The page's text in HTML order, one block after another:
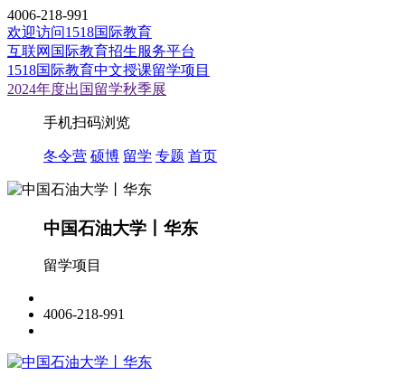
4006-218-991
欢迎访问1518国际教育
互联网国际教育招生服务平台
1518国际教育中文授课留学项目
2024年度出国留学秋季展
手机扫码浏览
冬令营 硕博 留学 专题 首页
中国石油大学丨华东
留学项目
4006-218-991